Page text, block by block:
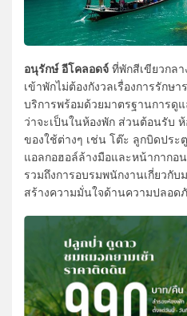
อนุรักษ์ อีโคลอดจ์ ที่พักสีเขียวกล
เข้าพักไม่ต้องกังวลเรื่องการรักษ
บริการพร้อมด้วยมาตรฐานการดู
ว่าจะเป็นในห้องพัก ส่วนต้อนรับ
ของใช้ต่างๆ เช่น โต๊ะ ลูกบิดประ
แอลกอฮอล์ล้างมือและหน้ากากอ
รวมถึงการอบรมพนักงานเกี่ยวกั
สร้างความมั่นใจด้านความปลอด